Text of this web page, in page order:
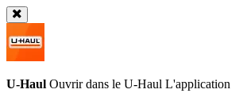
U-Haul Ouvrir dans le U-Haul L'application